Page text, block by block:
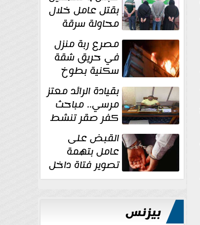
بقتل عامل خلال
محاولة سرقة
دراجة نارية في
المنوفية مصرع ربة منزل
في حريق شقة
سكنية بطوخ
بقيادة الرائد معتز
مرسي.. مباحث
كفر صقر تنشط
بقوة وتوجه
ضربات أمنية... القبض على
عامل بتهمة
تصوير فتاة داخل
غرفة تغيير
بيزنس